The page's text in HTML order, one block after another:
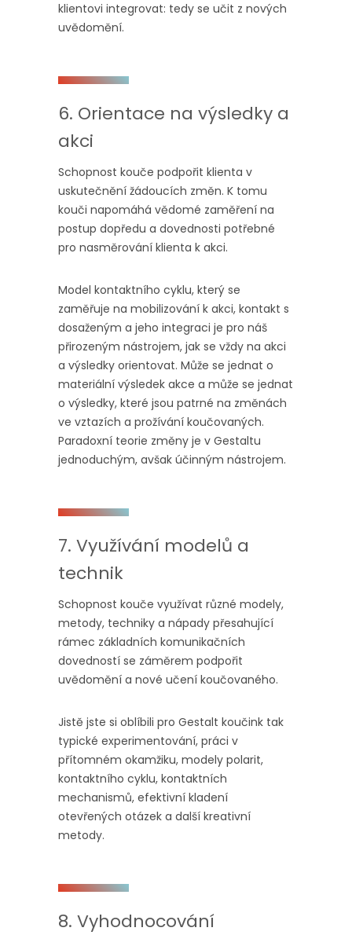
klientovi integrovat: tedy se učit z nových
uvědomění.
6. Orientace na výsledky a
akci
Schopnost kouče podpořit klienta v
uskutečnění žádoucích změn. K tomu
kouči napomáhá vědomé zaměření na
postup dopředu a dovednosti potřebné
pro nasměrování klienta k akci.
Model kontaktního cyklu, který se
zaměřuje na mobilizování k akci, kontakt s
dosaženým a jeho integraci je pro náš
přirozeným nástrojem, jak se vždy na akci
a výsledky orientovat. Může se jednat o
materiální výsledek akce a může se jednat
o výsledky, které jsou patrné na změnách
ve vztazích a prožívání koučovaných.
Paradoxní teorie změny je v Gestaltu
jednoduchým, avšak účinným nástrojem.
7. Využívání modelů a
technik
Schopnost kouče využívat různé modely,
metody, techniky a nápady přesahující
rámec základních komunikačních
dovedností se záměrem podpořit
uvědomění a nové učení koučovaného.
Jistě jste si oblíbili pro Gestalt koučink tak
typické experimentování, práci v
přítomném okamžiku, modely polarit,
kontaktního cyklu, kontaktních
mechanismů, efektivní kladení
otevřených otázek a další kreativní
metody.
8. Vyhodnocování